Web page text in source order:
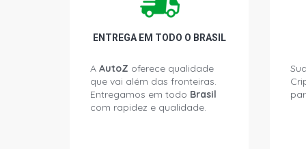
ENTREGA EM TODO O BRASIL
A AutoZ oferece qualidade
que vai além das fronteiras.
Entregamos em todo Brasil
com rapidez e qualidade.